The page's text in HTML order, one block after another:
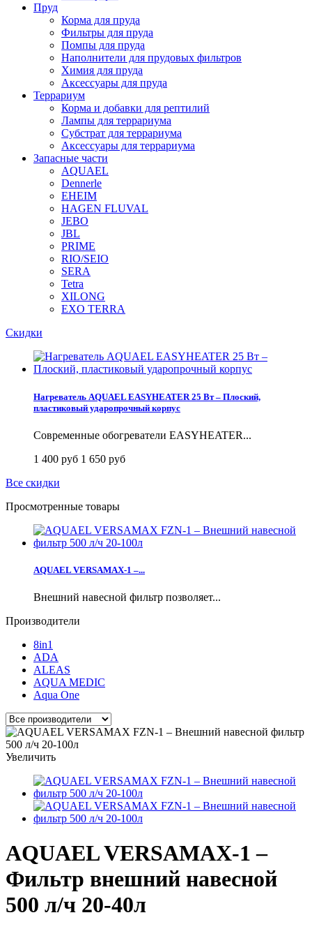
Пруд
Корма для пруда
Фильтры для пруда
Помпы для пруда
Наполнители для прудовых фильтров
Химия для пруда
Аксессуары для пруда
Террариум
Корма и добавки для рептилий
Лампы для террариума
Субстрат для террариума
Аксессуары для террариума
Запасные части
AQUAEL
Dennerle
EHEIM
HAGEN FLUVAL
JEBO
JBL
PRIME
RIO/SEIO
SERA
Tetra
XILONG
EXO TERRA
Скидки
Нагреватель AQUAEL EASYHEATER 25 Вт – Плоский,
пластиковый ударопрочный корпус
Современные обогреватели EASYHEATER...
1 400 руб 1 650 руб
Все скидки
Просмотренные товары
AQUAEL VERSAMAX-1 –...
Внешний навесной фильтр позволяет...
Производители
8in1
ADA
ALEAS
AQUA MEDIC
Aqua One
Увеличить
AQUAEL VERSAMAX-1 –
Фильтр внешний навесной
500 л/ч 20-40л